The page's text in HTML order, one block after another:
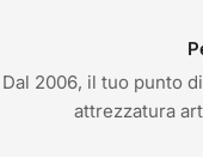
Dal 2006, il tuo punto
attrezzatura